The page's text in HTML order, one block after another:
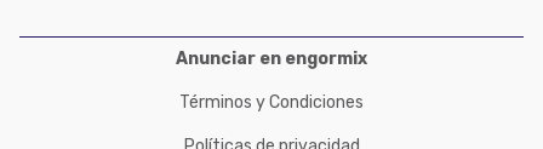
Anunciar en engormix
Términos y Condiciones